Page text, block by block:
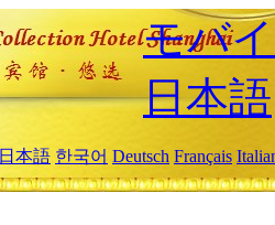
モバ
日本語
日本語 한국어 Deutsch Français